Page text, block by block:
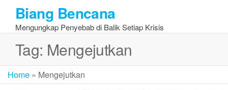
the
content
Biang Bencana
Mengungkap Penyebab di Balik Setiap Krisis
Tag: Mengejutkan
Home » Mengejutkan